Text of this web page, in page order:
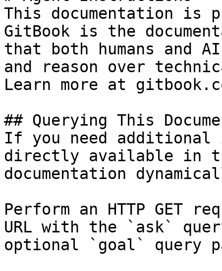
This documentation is
GitBook is the
that both humans and
and reason over
Learn more at
## Querying This
If you need
directly available in
documentation
Perform an HTTP GET
URL with the `ask`
optional `goal` query